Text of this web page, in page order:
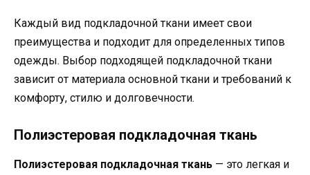
Каждый вид подкладочной ткани имеет свои
преимущества и подходит для определенных типов
одежды. Выбор подходящей подкладочной ткани
зависит от материала основной ткани и требований к
комфорту, стилю и долговечности.
Полиэстеровая подкладочная ткань
Полиэстеровая подкладочная ткань — это легкая и